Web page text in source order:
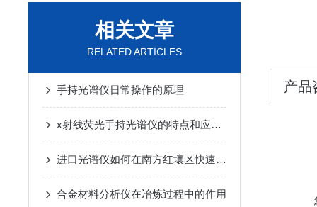
相关文章
RELATED ARTICLES
手持光谱仪日常操作的原理
x射线荧光手持光谱仪的特点和应用范围
进口光谱仪如何在南方红壤区快速圈定轻稀土与重稀土的富集层位？
合金材料分析仪在冶炼过程中的作用
产品